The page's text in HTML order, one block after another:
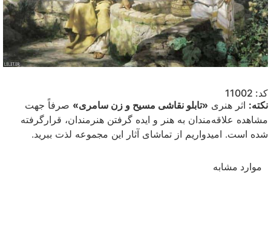
کد: 11002
نکته: اثر هنری «تابلو نقاشی مسیح و زن سامری» صرفاً جهت
مشاهده علاقه‌مندان به هنر و ایده گرفتن هنرمندان، قرارگرفته
شده است. امیدواریم از تماشای آثار این مجموعه لذت ببرید.
موارد مشابه